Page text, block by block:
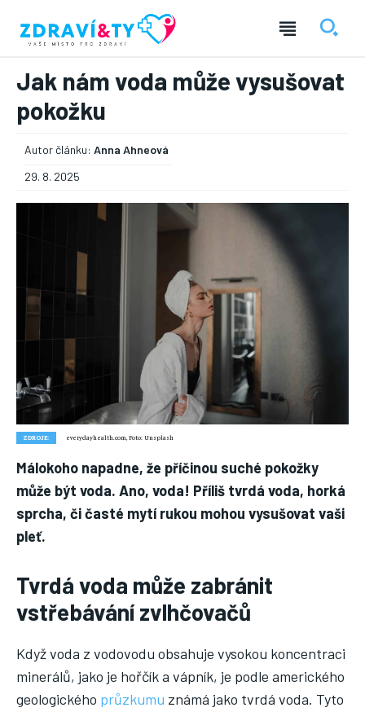
― REKLAMA ―
Nic není tak důležité, jako vaše zdraví.
Náš web nabízí komplexní informace a rady pro zdravý životní
styl, zahrnující nejnovější poznatky o různých onemocněních,
přínosné zdravotní praktiky, techniky jógy a rady pro
vyváženou stravu.
ZDRAVÍ
DĚTI
ONEMOCNĚNÍ
FITNESS
JÓGA
Jak nám voda může vysušovat
pokožku
Autor článku: Anna Ahneová
29. 8. 2025
ZDROJE: everydayhealth.com, Foto: Unsplash
Málokoho napadne, že příčinou suché pokožky
může být voda. Ano, voda! Příliš tvrdá voda, horká
sprcha, či časté mytí rukou mohou vysušovat vaši
pleť.
Tvrdá voda může zabránit
vstřebávání zvlhčovačů
Když voda z vodovodu obsahuje vysokou koncentraci
minerálů, jako je hořčík a vápník, je podle amerického
geologického průzkumu známá jako tvrdá voda. Tyto